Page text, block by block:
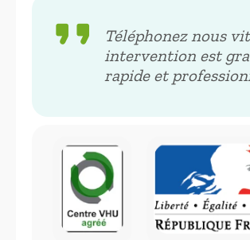
format_quote
Téléphonez nous
intervention est
rapide et